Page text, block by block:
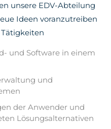
unsere EDV-Abteilung
Ideen voranzutreiben
und Software in einem
und
der Anwender und
Lösungsalternativen